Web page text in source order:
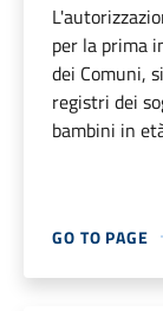
per la prima
dei Comuni,
registri dei
bambini in
GO TO PAGE